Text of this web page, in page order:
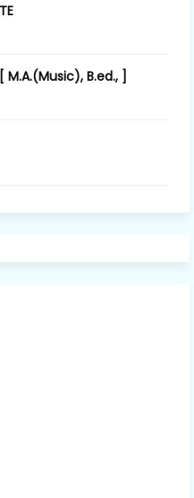
B.ed., ]